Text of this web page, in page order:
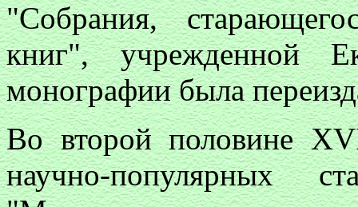
"Собрания,
книг", учрежденной
монографии была
Во второй половине
научно-популярных